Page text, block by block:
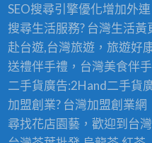
SEO搜尋引擎優化增加外連
搜尋生活服務? 台灣生活黃
赴台遊,台灣旅遊，旅遊好
送禮伴手禮，台灣美食伴
二手貨廣告:2Hand二手貨
加盟創業? 台灣加盟創業網
尋找花店園藝，歡迎到 台